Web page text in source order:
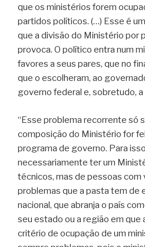
que os ministérios forem
partidos políticos. (…) Esse é
que a divisão do Ministério por
provoca. O político entra num
favores a seus pares, que no
que o escolheram, ao
governo federal e, sobretudo,
“Esse problema recorrente só
composição do Ministério for
programa de governo. Para
necessariamente ter um
técnicos, mas de pessoas com
problemas que a pasta tem de
nacional, que abranja o país
seu estado ou a região em que
critério de ocupação de um